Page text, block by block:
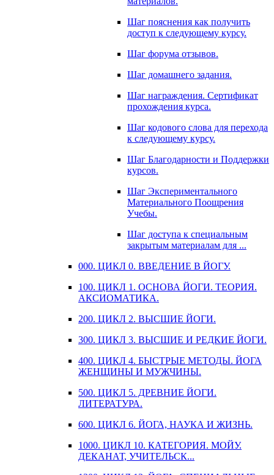
Шаг пояснения как получить
доступ к следующему курсу.
Шаг форума отзывов.
Шаг домашнего задания.
Шаг награждения. Сертификат
прохождения курса.
Шаг кодового слова для перехода
к следующему курсу.
Шаг Благодарности и Поддержки
курсов.
Шаг Экспериментального
Материального Поощрения
Учебы.
Шаг доступа к специальным
закрытым материалам для ...
000. ЦИКЛ 0. ВВЕДЕНИЕ В ЙОГУ.
100. ЦИКЛ 1. ОСНОВА ЙОГИ. ТЕОРИЯ.
АКСИОМАТИКА.
200. ЦИКЛ 2. ВЫСШИЕ ЙОГИ.
300. ЦИКЛ 3. ВЫСШИЕ И РЕДКИЕ ЙОГИ.
400. ЦИКЛ 4. БЫСТРЫЕ МЕТОДЫ. ЙОГА
ЖЕНЩИНЫ И МУЖЧИНЫ.
500. ЦИКЛ 5. ДРЕВНИЕ ЙОГИ.
ЛИТЕРАТУРА.
600. ЦИКЛ 6. ЙОГА, НАУКА И ЖИЗНЬ.
1000. ЦИКЛ 10. КАТЕГОРИЯ. МОЙУ.
ДЕКАНАТ, УЧИТЕЛЬСК...